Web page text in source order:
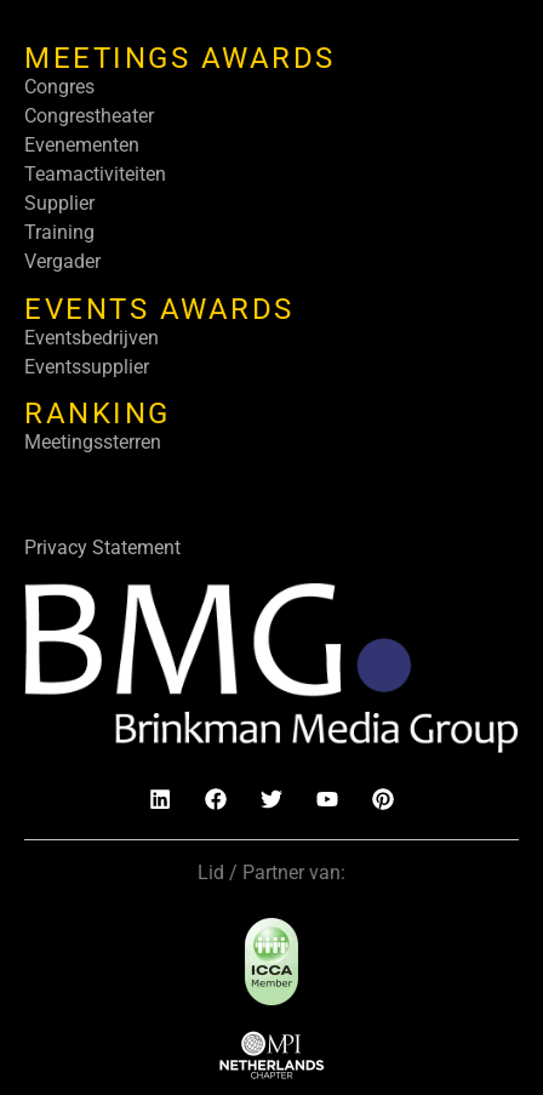
MEETINGS AWARDS
Congres
Congrestheater
Evenementen
Teamactiviteiten
Supplier
Training
Vergader
EVENTS AWARDS
Eventsbedrijven
Eventssupplier
RANKING
Meetingssterren
Privacy Statement
Lid / Partner van: